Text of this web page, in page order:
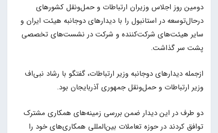
دومین روز اجلاس وزیران ارتباطات و حمل‌ونقل کشور‌های
درحال‌توسعه در استانبول را با دیدار‌های دوجانبه هیئت ایران و
سایر هیئت‌های شرکت‌کننده و شرکت در نشست‌های تخصصی
پشت سر گذاشت.
ازجمله دیدارهای دوجانبه وزیر ارتباطات، گفتگو با رشاد نبی‌اف
وزیر ارتباطات و حمل‌ونقل جمهوری آذربایجان بود.
دو طرف در این دیدار ضمن بررسی زمینه‌های همکاری مشترک
توافق کردند در حوزه تعاملات بین‌المللی همکاری‌های خود را